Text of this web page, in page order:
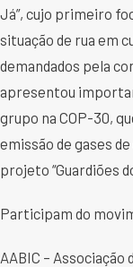
Já”, cujo primeiro
situação de rua em
demandados pela
apresentou
grupo na COP-30,
emissão de gases
projeto “Guardiões
Participam do
AABIC –